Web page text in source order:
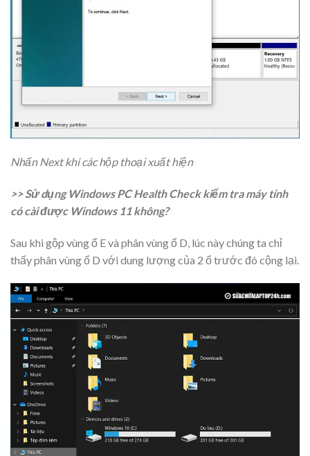
Nhấn Next khi các hộp thoại xuất hiện
>> Sử dụng Windows PC Health Check kiểm tra máy tính
có cài được Windows 11 không?
Sau khi gộp vùng ổ E và phân vùng ổ D, lúc này chúng ta chỉ
thấy phân vùng ổ D với dung lượng của 2 ổ trước đó cộng lại.